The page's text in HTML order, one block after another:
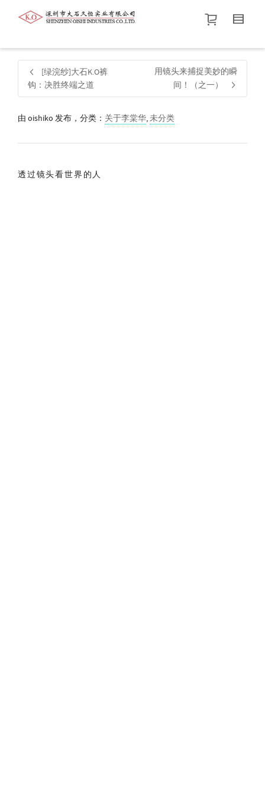
帮我查找新的衬衫尺码
价格介于
默认品牌.
[绿浣纱]大石K.O裤
钩：决胜终端之道
用镜头来捕捉美妙的瞬
间！（之一）
由 oishiko 发布，分类： 关于李棠华,未分类
透过镜头看世界的人